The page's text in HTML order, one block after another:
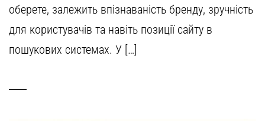
оберете, залежить впізнаваність бренду, зручність
для користувачів та навіть позиції сайту в
пошукових системах. У […]